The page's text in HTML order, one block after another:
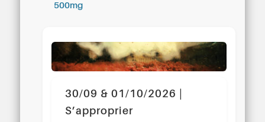
500mg
30/09 & 01/10/2026 |
S’approprier